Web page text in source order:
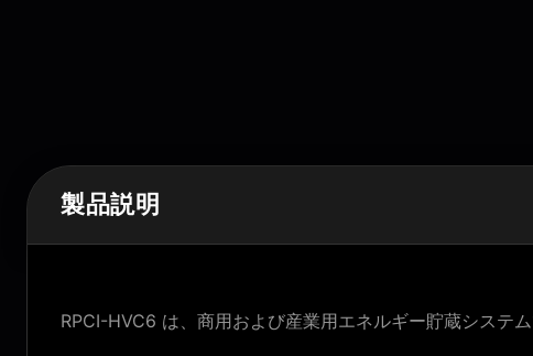
製品説明
RPCI-HVC6 は、商用および産業用エネルギー貯蔵システム